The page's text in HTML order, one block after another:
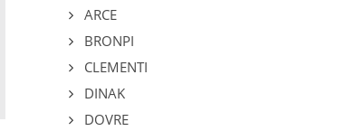
ARCE
BRONPI
CLEMENTI
DINAK
DOVRE